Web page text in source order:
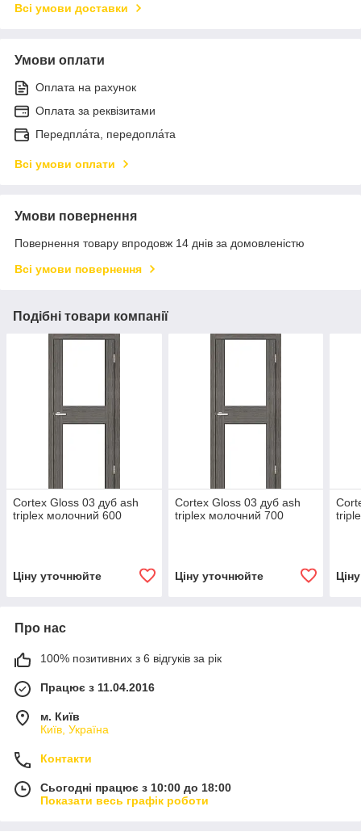
Всі умови доставки
Умови оплати
Оплата на рахунок
Оплата за реквізитами
Передпла́та, передопла́та
Всі умови оплати
Умови повернення
Повернення товару впродовж 14 днів за домовленістю
Всі умови повернення
Подібні товари компанії
Cortex Gloss 03 дуб ash
triplex молочний 600
Ціну уточнюйте
Cortex Gloss 03 дуб ash
triplex молочний 700
Ціну уточнюйте
Про нас
100% позитивних з 6 відгуків за рік
Працює з 11.04.2016
м. Київ
Київ, Україна
Контакти
Сьогодні працює з 10:00 до 18:00
Показати весь графік роботи